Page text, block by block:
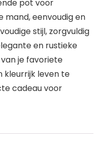
pot voor
mand, eenvoudig en
stijl, zorgvuldig
en rustieke
je favoriete
kleurrijk leven te
cadeau voor